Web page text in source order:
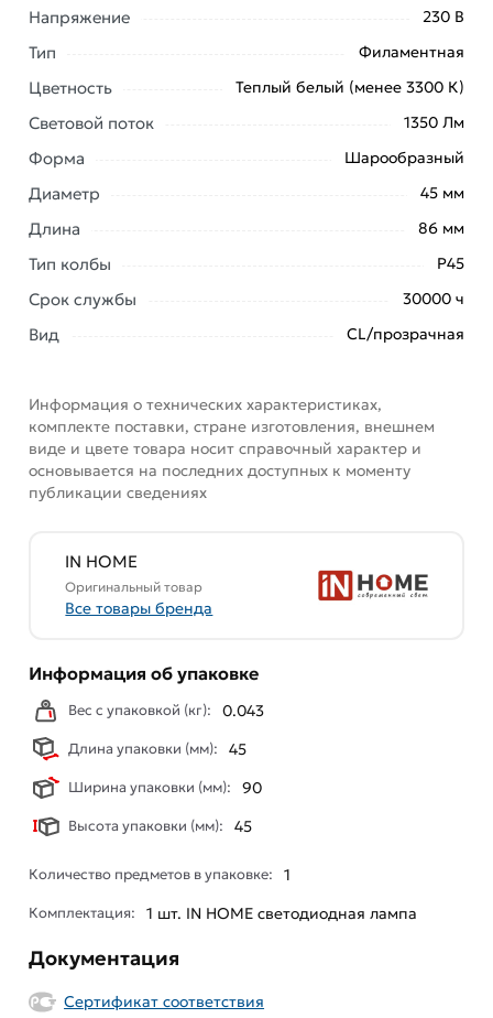
прозрачная 4690612053684 из категории
области.
заказ и свяжутся с Вами для согласования условий
доставки или самовывоза. Перед оформлением
описанием, характеристиками и отзывами.
соответствует всем стандартам качества. Возврат
купленного товарa в течение 7 дней (наличие чека
обязательно).
Напряжение 230 В
Тип Филаментная
Цветность Теплый белый (менее 3300 К)
Световой поток 1350 Лм
Форма Шарообразный
Диаметр 45 мм
Длина 86 мм
Тип колбы Р45
Срок службы 30000 ч
Вид CL/прозрачная
Информация о технических характеристиках,
комплекте поставки, стране изготовления, внешнем
виде и цвете товара носит справочный характер и
основывается на последних доступных к моменту
публикации сведениях
IN HOME
Оригинальный товар
Все товары бренда
Информация об упаковке
Вес с упаковкой (кг): 0.043
Длина упаковки (мм): 45
Ширина упаковки (мм): 90
Высота упаковки (мм): 45
Количество предметов в упаковке: 1
Комплектация: 1 шт. IN HOME светодиодная лампа
Документация
Сертификат соответствия